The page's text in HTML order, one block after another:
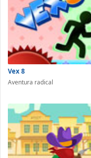
Vex 8
Aventura radical